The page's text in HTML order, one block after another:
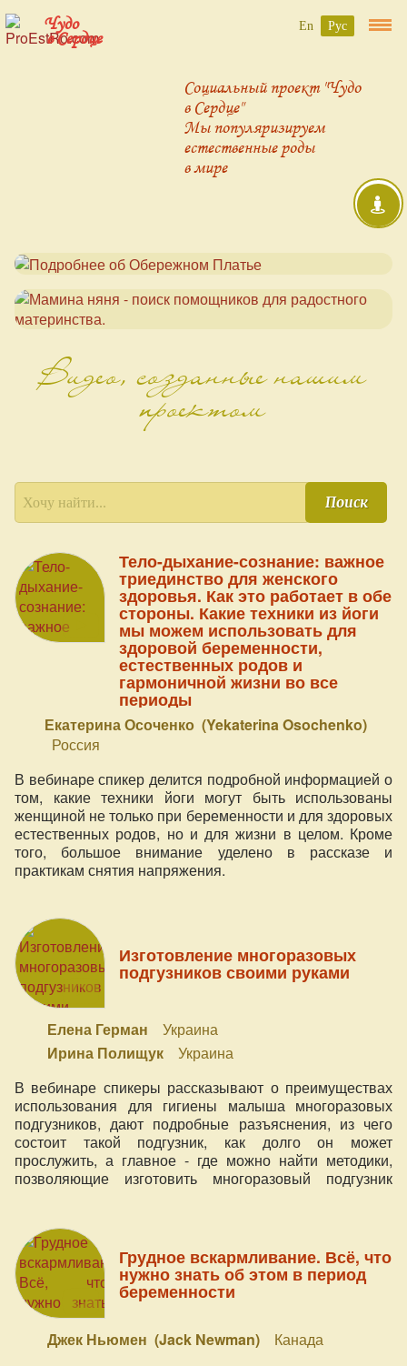
Чудо
в Сердце
Социальный проект "Чудо
в Сердце"
Мы популяризируем
естественные роды
в мире
Видео, созданные нашим
проектом
Поиск
Тело-дыхание-сознание: важное
триединство для женского
здоровья. Как это работает в обе
стороны. Какие техники из йоги
мы можем использовать для
здоровой беременности,
естественных родов и
гармоничной жизни во все
периоды
Екатерина Осоченко (Yekaterina Osochenko)
Россия
В вебинаре спикер делится подробной информацией о
том, какие техники йоги могут быть использованы
женщиной не только при беременности и для здоровых
естественных родов, но и для жизни в целом. Кроме
того, большое внимание уделено в рассказе и
практикам снятия напряжения.
Изготовление многоразовых
подгузников своими руками
Елена Герман
Украина
Ирина Полищук
Украина
В вебинаре спикеры рассказывают о преимуществах
использования для гигиены малыша многоразовых
подгузников, дают подробные разъяснения, из чего
состоит такой подгузник, как долго он может
прослужить, а главное - где можно найти методики,
позволяющие изготовить многоразовый подгузник
Грудное вскармливание. Всё, что
нужно знать об этом в период
беременности
Джек Ньюмен (Jack Newman)
Канада
En Рус